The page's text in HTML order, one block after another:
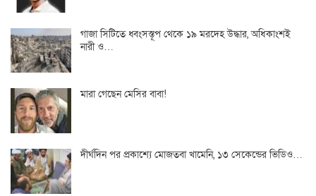
গাজা সিটিতে ধ্বংসস্তূপ থেকে ১৯ মরদেহ উদ্ধার, অধিকাংশই
নারী ও…
মারা গেছেন মেসির বাবা!
দীর্ঘদিন পর প্রকাশ্যে মোজতবা খামেনি, ১৩ সেকেন্ডের ভিডিও…